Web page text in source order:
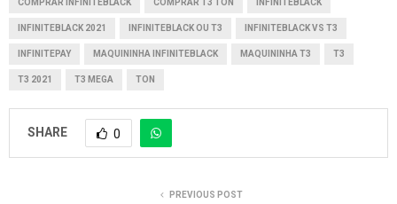
COMPRAR INFINITEBLACK COMPRAR T3 TON INFINITEBLACK
INFINITEBLACK 2021 INFINITEBLACK OU T3 INFINITEBLACK VS T3
INFINITEPAY MAQUININHA INFINITEBLACK MAQUININHA T3 T3
T3 2021 T3 MEGA TON
SHARE 0
PREVIOUS POST